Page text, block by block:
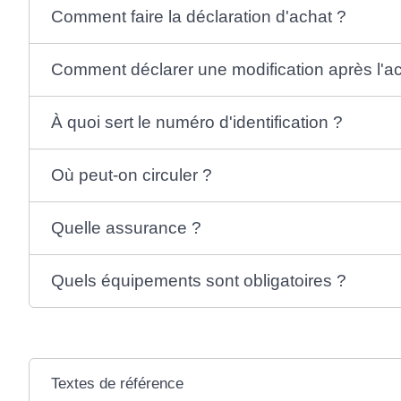
Comment faire la déclaration d'achat ?
Comment déclarer une modification après
À quoi sert le numéro d'identification ?
Où peut-on circuler ?
Quelle assurance ?
Quels équipements sont obligatoires ?
Textes de référence